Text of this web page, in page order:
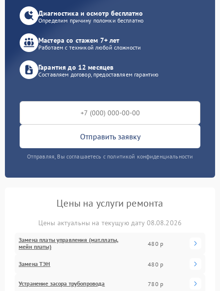
Диагностика и осмотр бесплатно
Определим причину поломки бесплатно
Мастера со стажем 7+ лет
Работаем с техникой любой сложности
Гарантия до 12 месяцев
Составляем договор, предоставляем гарантию
Отправить заявку
Отправляя, Вы соглашаетесь с политикой конфиденциальности
Цены на услуги ремонта
Цены актуальны на текущую дату 08.08.2026
Замена платы управления (мат.платы,
мейн платы)
480 р
Замена ТЭН 480 р
Устранение засора трубопровода 780 р